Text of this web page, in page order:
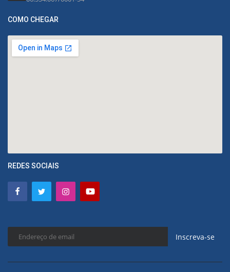
COMO CHEGAR
REDES SOCIAIS
Inscreva-se